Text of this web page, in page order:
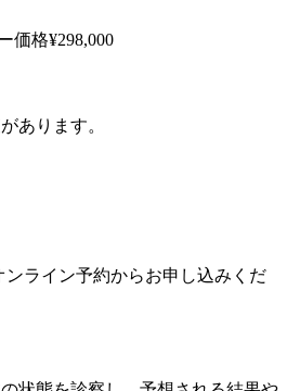
価格¥298,000
あります。
ライン予約からお申し込みくだ